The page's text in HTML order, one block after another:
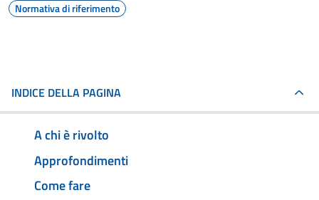
Normativa di riferimento
INDICE DELLA PAGINA
A chi è rivolto
Approfondimenti
Come fare